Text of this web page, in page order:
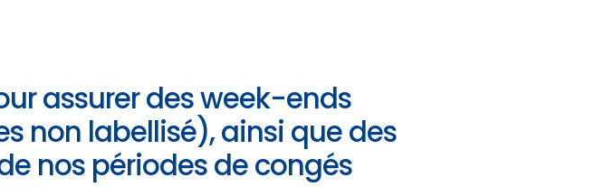
assurer des week-ends
non labellisé), ainsi que des
nos périodes de congés